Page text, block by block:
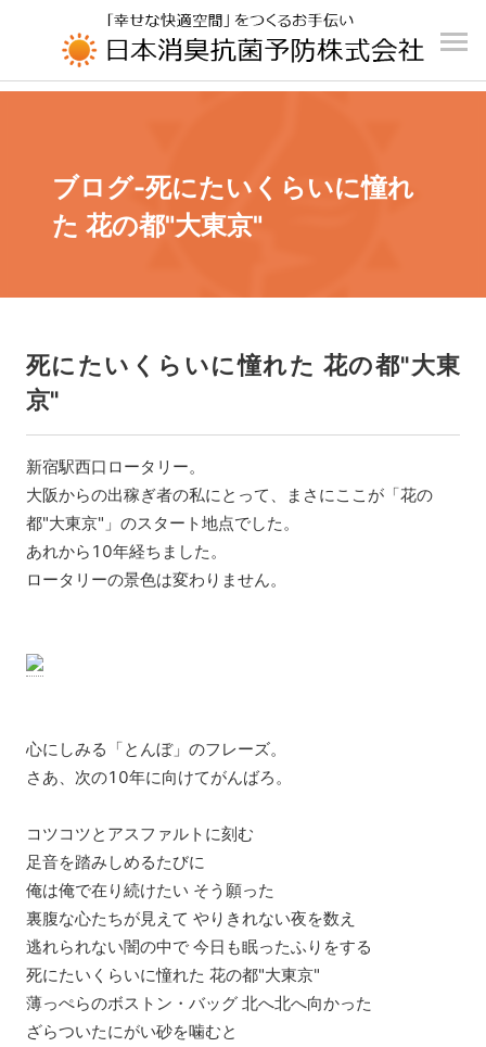
UA-196110426-1
ブログ-死にたいくらいに憧れ
た 花の都"大東京"
死にたいくらいに憧れた 花の都"大東
京"
新宿駅西口ロータリー。
大阪からの出稼ぎ者の私にとって、まさにここが「花の
都"大東京"」のスタート地点でした。
あれから10年経ちました。
ロータリーの景色は変わりません。
心にしみる「とんぼ」のフレーズ。
さあ、次の10年に向けてがんばろ。
コツコツとアスファルトに刻む
足音を踏みしめるたびに
俺は俺で在り続けたい そう願った
裏腹な心たちが見えて やりきれない夜を数え
逃れられない闇の中で 今日も眠ったふりをする
死にたいくらいに憧れた 花の都"大東京"
薄っぺらのボストン・バッグ 北へ北へ向かった
ざらついたにがい砂を噛むと